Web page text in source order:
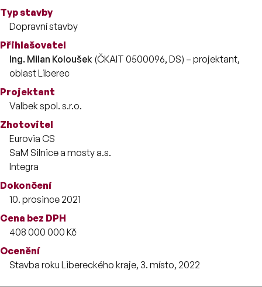
Typ stavby
Dopravní stavby
Přihlašovatel
Ing. Milan Koloušek (ČKAIT 0500096, DS) – projektant,
oblast Liberec
Projektant
Valbek spol. s.r.o.
Zhotovitel
Eurovia CS
SaM Silnice a mosty a.s.
Integra
Dokončení
10. prosince 2021
Cena bez DPH
408 000 000 Kč
Ocenění
Stavba roku Libereckého kraje, 3. místo, 2022